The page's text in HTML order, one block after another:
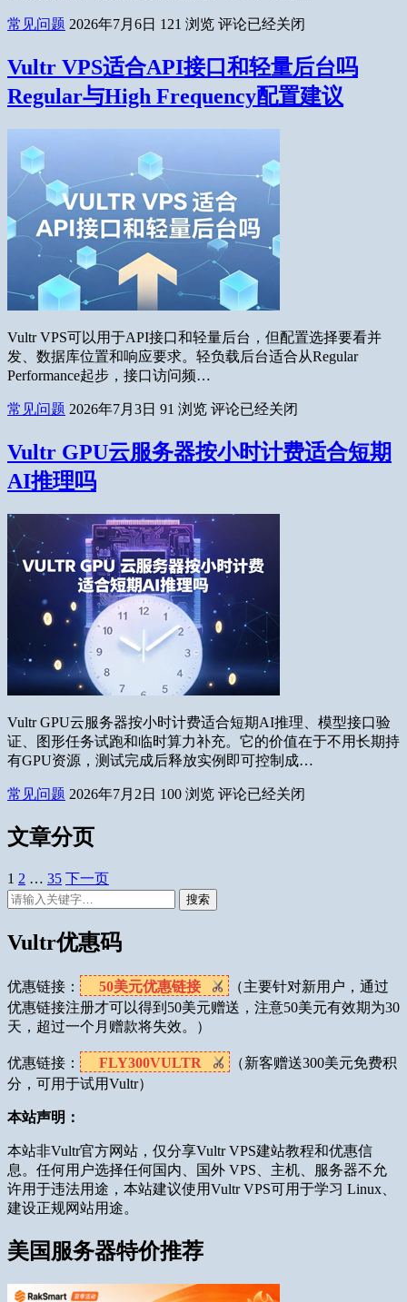
常见问题 2026年7月6日 121 浏览 评论已经关闭
Vultr VPS适合API接口和轻量后台吗
Regular与High Frequency配置建议
Vultr VPS可以用于API接口和轻量后台，但配置选择要看并
发、数据库位置和响应要求。轻负载后台适合从Regular
Performance起步，接口访问频…
常见问题 2026年7月3日 91 浏览 评论已经关闭
Vultr GPU云服务器按小时计费适合短期
AI推理吗
Vultr GPU云服务器按小时计费适合短期AI推理、模型接口验
证、图形任务试跑和临时算力补充。它的价值在于不用长期持
有GPU资源，测试完成后释放实例即可控制成…
常见问题 2026年7月2日 100 浏览 评论已经关闭
文章分页
1 2 … 35 下一页
搜索
Vultr优惠码
优惠链接： 50美元优惠链接
（主要针对新用户，通过
优惠链接注册才可以得到50美元赠送，注意50美元有效期为30
天，超过一个月赠款将失效。）
优惠链接： FLY300VULTR
（新客赠送300美元免费积
分，可用于试用Vultr）
本站声明：
本站非Vultr官方网站，仅分享Vultr VPS建站教程和优惠信
息。任何用户选择任何国内、国外 VPS、主机、服务器不允
许用于违法用途，本站建议使用Vultr VPS可用于学习 Linux、
建设正规网站用途。
美国服务器特价推荐